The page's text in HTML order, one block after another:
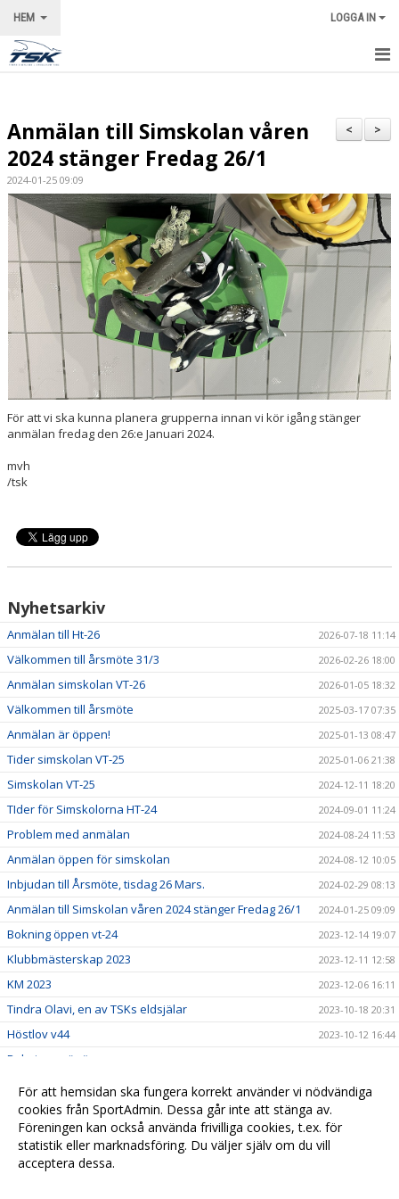
HEM LOGGA IN
NYHETER
VÅRA LEDARE
KALENDER
OM KLUBBEN
KONTAKT
>
<
Anmälan till Simskolan våren
2024 stänger Fredag 26/1
2024-01-25 09:09
För att vi ska kunna planera grupperna innan vi kör igång stänger
anmälan fredag den 26:e Januari 2024.
mvh
/tsk
Nyhetsarkiv
Anmälan till Ht-26 2026-07-18 11:14
Välkommen till årsmöte 31/3 2026-02-26 18:00
Anmälan simskolan VT-26 2026-01-05 18:32
Välkommen till årsmöte 2025-03-17 07:35
Anmälan är öppen! 2025-01-13 08:47
Tider simskolan VT-25 2025-01-06 21:38
Simskolan VT-25 2024-12-11 18:20
TIder för Simskolorna HT-24 2024-09-01 11:24
Problem med anmälan 2024-08-24 11:53
Anmälan öppen för simskolan 2024-08-12 10:05
Inbjudan till Årsmöte, tisdag 26 Mars. 2024-02-29 08:13
Anmälan till Simskolan våren 2024 stänger Fredag 26/1 2024-01-25 09:09
Bokning öppen vt-24 2023-12-14 19:07
Klubbmästerskap 2023 2023-12-11 12:58
KM 2023 2023-12-06 16:11
Tindra Olavi, en av TSKs eldsjälar 2023-10-18 20:31
Höstlov v44 2023-10-12 16:44
Bokningen är öppen.
Timrå Simklubb, en klubb för alla. 2023-08-26 11:16
Nytt it-system, ny webb och nya appar. 2023-08-18 15:24
Vi vill önska alla en trevlig sommar! 2023-08-04 13:56
För att hemsidan ska fungera korrekt använder vi nödvändiga
cookies från SportAdmin. Dessa går inte att stänga av.
Föreningen kan också använda frivilliga cookies, t.ex. för
statistik eller marknadsföring. Du väljer själv om du vill
acceptera dessa.